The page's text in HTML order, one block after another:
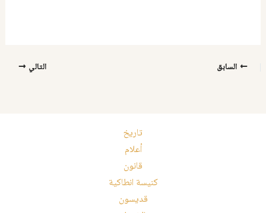
السابق التالي
تاريخ
أعلام
قانون
كنيسة انطاكية
قديسون